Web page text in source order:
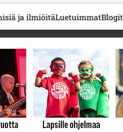
ja ilmiöitäLuetuimmatBlogit